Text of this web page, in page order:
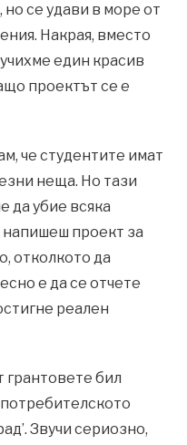
се удави в море от
Накрая, вместо
един красив
проектът се е
че студентите имат
неща. Но тази
да убие всяка
проект за
отколкото да
е да се отчете
реален
грантовете бил
Звучи сериозно,